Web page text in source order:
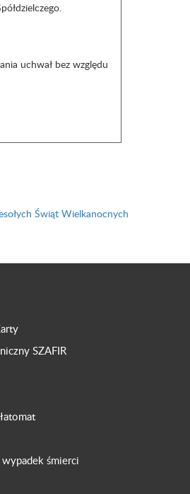
uchwał bez względu
Świąt Wielkanocnych
SZAFIR
śmierci